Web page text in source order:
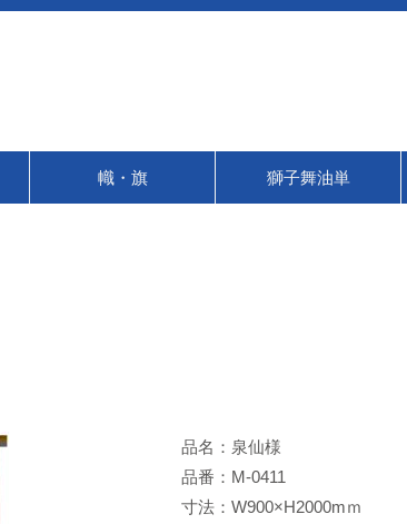
幟・旗 獅子舞油単
品名：泉仙様
品番：M-0411
寸法：W900×H2000mｍ